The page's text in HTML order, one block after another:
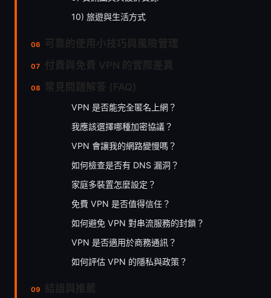
10) 旅遊與生活方式
VPN 是否能完全匿名上網？
我應該選擇哪種加密協議？
VPN 會讓我的網路變慢嗎？
如何檢查是否有 DNS 漏洞？
家庭多裝置怎麼設定？
免費 VPN 是否值得信任？
如何避免 VPN 對串流服務的封鎖？
VPN 是否適用於商務通訊？
如何評估 VPN 的隱私與政策？